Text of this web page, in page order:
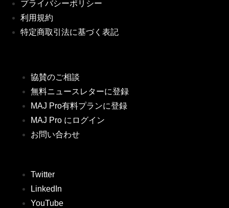
プライバシーポリシー
利用規約
特定商取引法に基づく表記
協賛のご相談
無料ニュースレターに登録
MAJ Pro有料プランに登録
MAJ Pro にログイン
お問い合わせ
Twitter
LinkedIn
YouTube